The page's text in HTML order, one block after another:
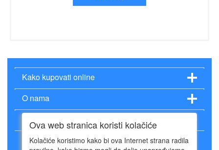
Kako kupovati online
O nama
Ova web stranica koristi kolačiće
Kolačiće koristimo kako bi ova Internet strana radila